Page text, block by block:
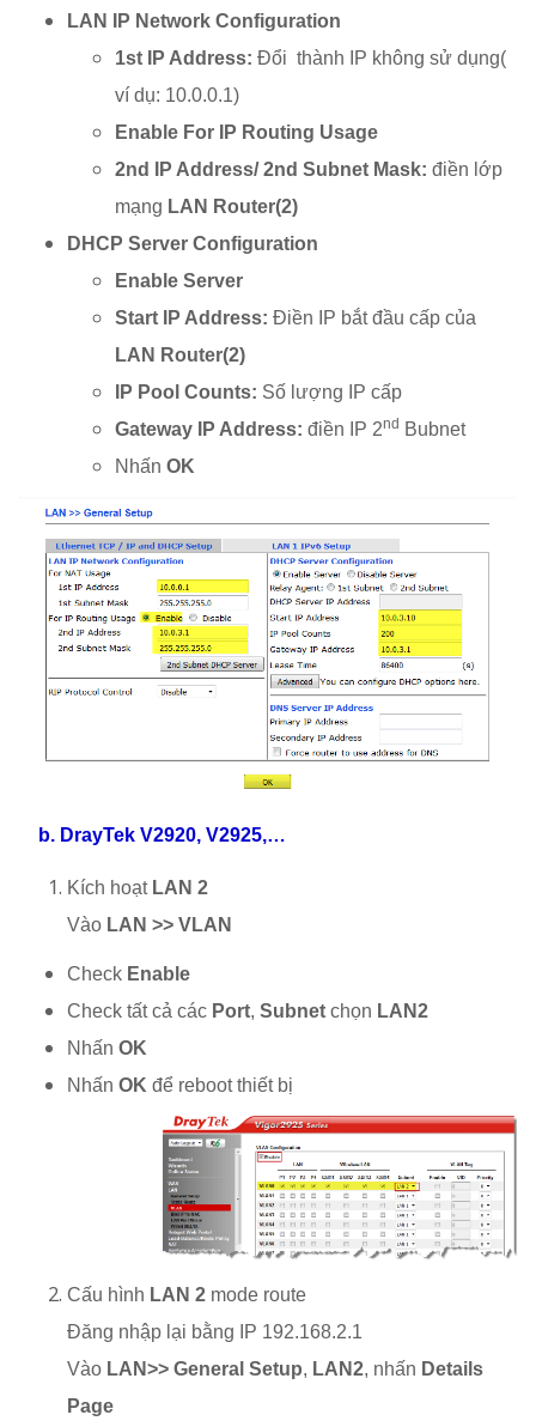
LAN IP Network Configuration
1st IP Address: Đổi thành IP không sử dụng(
ví dụ: 10.0.0.1)
Enable For IP Routing Usage
2nd IP Address/ 2nd Subnet Mask: điền lớp
mạng LAN Router(2)
DHCP Server Configuration
Enable Server
Start IP Address: Điền IP bắt đầu cấp của
LAN Router(2)
IP Pool Counts: Số lượng IP cấp
Gateway IP Address: điền IP 2nd Bubnet
Nhấn OK
b. DrayTek V2920, V2925,…
Kích hoạt LAN 2
Vào LAN >> VLAN
Check Enable
Check tất cả các Port, Subnet chọn LAN2
Nhấn OK
Nhấn OK để reboot thiết bị
Cấu hình LAN 2 mode route
Đăng nhập lại bằng IP 192.168.2.1
Vào LAN>> General Setup, LAN2, nhấn Details
Page